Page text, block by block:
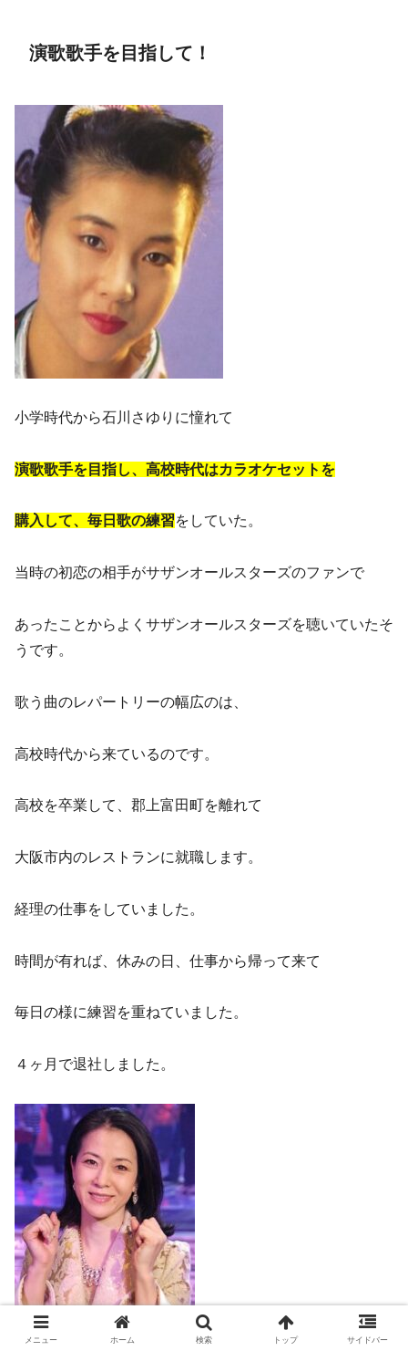
演歌歌手を目指して！
小学時代から石川さゆりに憧れて
演歌歌手を目指し、高校時代はカラオケセットを
購入して、毎日歌の練習をしていた。
当時の初恋の相手がサザンオールスターズのファンで
あったことからよくサザンオールスターズを聴いていたそ
うです。
歌う曲のレパートリーの幅広のは、
高校時代から来ているのです。
高校を卒業して、郡上富田町を離れて
大阪市内のレストランに就職します。
経理の仕事をしていました。
時間が有れば、休みの日、仕事から帰って来て
毎日の様に練習を重ねていました。
４ヶ月で退社しました。
メニュー ホーム 検索 トップ サイドバー